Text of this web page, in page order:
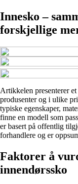
Innesko –
forskjellige
Artikkelen presenterer
produsenter og i ulike
typiske egenskaper,
finne en modell som
er basert på offentlig
forhandlere og er
Faktorer å
innendørssko